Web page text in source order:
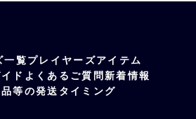
一覧プレイヤーズアイテム
ド よくあるご質問新着情報
等の発送タイミング